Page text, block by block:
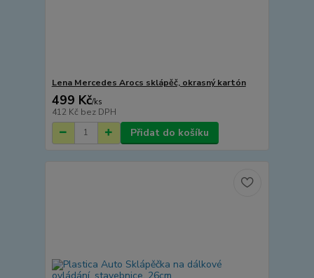
Lena Mercedes Arocs sklápěč, okrasný kartón
499 Kč/ks
412 Kč bez DPH
Přidat do košíku